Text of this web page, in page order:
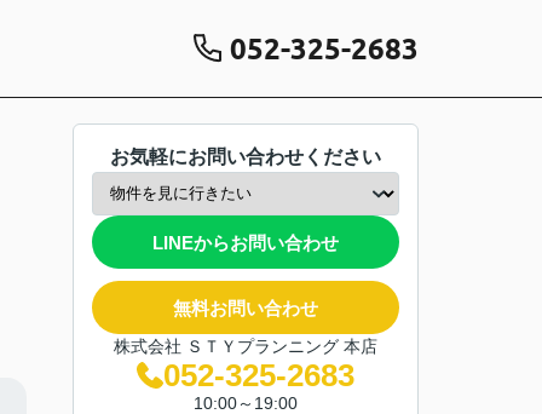
052-325-2683
お気軽にお問い合わせください
LINEからお問い合わせ
無料お問い合わせ
株式会社 ＳＴＹプランニング 本店
052-325-2683
10:00～19:00